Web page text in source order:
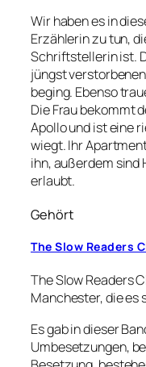
Wir haben es in
Erzählerin zu tun,
Schriftstellerin ist.
jüngst
beging. Ebenso
Die Frau bekommt
Apollo und ist eine
wiegt. Ihr
ihn, außerdem sind
erlaubt.
Gehört
The Slow Readers
The Slow Readers
Manchester, die es
Es gab in dieser
Umbesetzungen,